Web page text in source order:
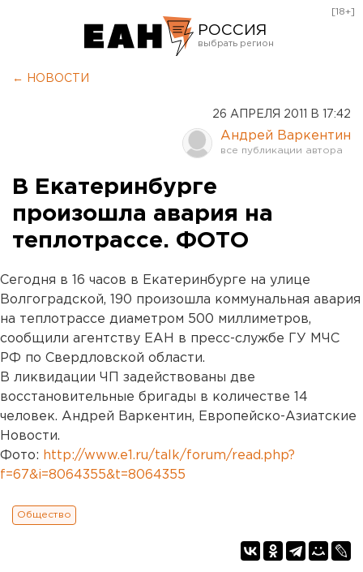
РОССИЯ
Оренбург
[18+]
← НОВОСТИ
26 АПРЕЛЯ 2011 В 17:42
Андрей Варкентин
В Екатеринбурге
произошла авария на
теплотрассе. ФОТО
Сегодня в 16 часов в Екатеринбурге на улице
Волгоградской, 190 произошла коммунальная авария
на теплотрассе диаметром 500 миллиметров,
сообщили агентству ЕАН в пресс-службе ГУ МЧС
РФ по Свердловской области.
В ликвидации ЧП задействованы две
восстановительные бригады в количестве 14
человек. Андрей Варкентин, Европейско-Азиатские
Новости.
Фото: http://www.e1.ru/talk/forum/read.php?
f=67&i=8064355&t=8064355
Общество